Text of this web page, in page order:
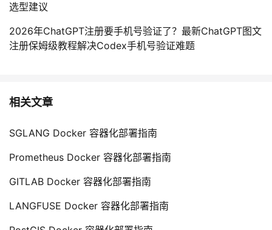
选型建议
2026年ChatGPT注册要手机号验证了？最新ChatGPT图文
注册保姆级教程解决Codex手机号验证难题
相关文章
SGLANG Docker 容器化部署指南
Prometheus Docker 容器化部署指南
GITLAB Docker 容器化部署指南
LANGFUSE Docker 容器化部署指南